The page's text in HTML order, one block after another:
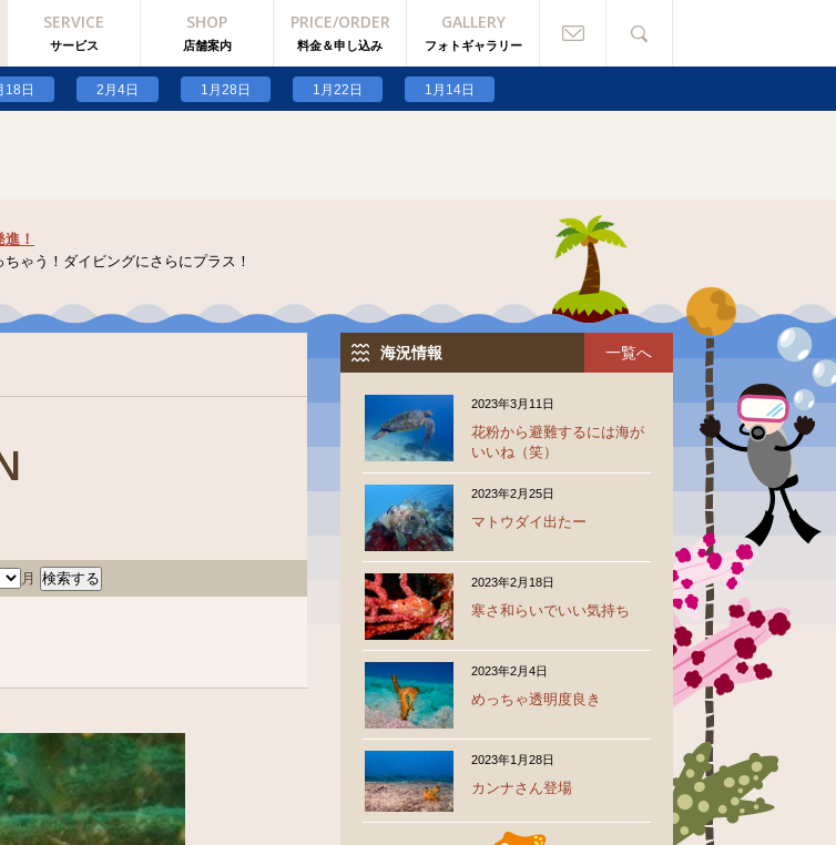
wp-content/plugins/jester-setting/jester-setting.php on line
wp-content/plugins/jester-setting/jester-setting.phpon line500
SERVICE
サービス
SHOP
店舗案内
PRICE/ORDER
料金＆申し込み
GALLERY
フォトギャラリー
18日 2月4日 1月28日 1月22日 1月14日
！
ゃう！ダイビングにさらにプラス！
月
海況情報 一覧へ
2023年3月11日
花粉から避難するには海が
いいね（笑）
2023年2月25日
マトウダイ出たー
2023年2月18日
寒さ和らいでいい気持ち
2023年2月4日
めっちゃ透明度良き
2023年1月28日
カンナさん登場